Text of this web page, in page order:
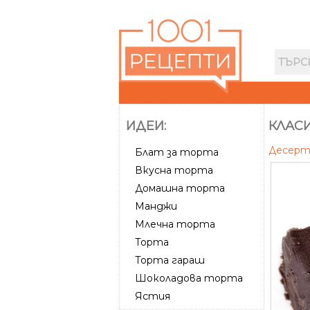
ИДЕИ:
Блат за торта
Вкусна торта
Домашна торта
Манджи
Млечна торта
Торта
Торта гараш
Шоколадова торта
Ястия